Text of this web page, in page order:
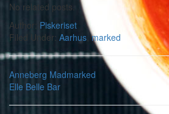
No related posts.
Author: Piskeriset
Filed Under: Aarhus ,marked
Anneberg Madmarked
Elle Belle Bar